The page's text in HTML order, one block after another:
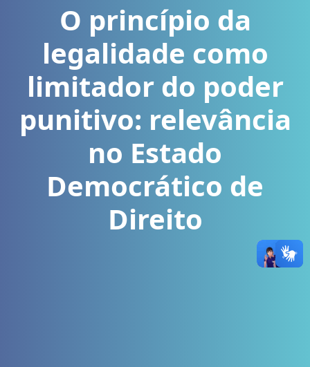
O princípio da
legalidade como
limitador do poder
punitivo: relevância
no Estado
Democrático de
Direito